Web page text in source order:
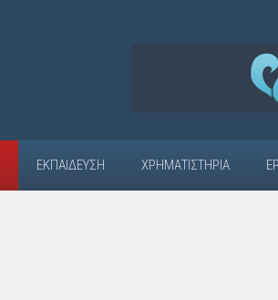
ΕΚΠΑΊΔΕΥΣΗ ΧΡΗΜΑΤΙΣΤΉΡΙΑ